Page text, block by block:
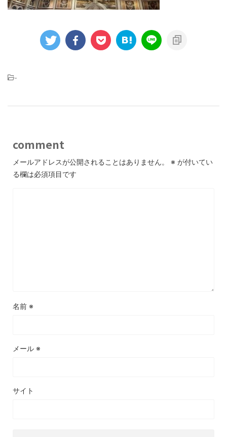
-
comment
メールアドレスが公開されることはありません。 ※ が付いてい
る欄は必須項目です
名前 ※
メール ※
サイト